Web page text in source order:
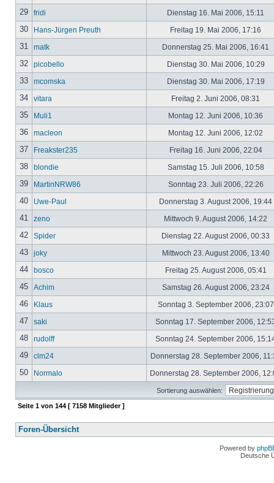
29 fridi Dienstag 16. Mai 2006, 15:11
30 Hans-Jürgen Preuth Freitag 19. Mai 2006, 17:16
31 matk Donnerstag 25. Mai 2006, 16:41
32 picobello Dienstag 30. Mai 2006, 10:29
33 mcomska Dienstag 30. Mai 2006, 17:19
34 vitara Freitag 2. Juni 2006, 08:31
35 Muli1 Montag 12. Juni 2006, 10:36
36 macleon Montag 12. Juni 2006, 12:02
37 Freakster235 Freitag 16. Juni 2006, 22:04
38 blondie Samstag 15. Juli 2006, 10:58
39 MartinNRW86 Sonntag 23. Juli 2006, 22:26
40 Uwe-Paul Donnerstag 3. August 2006, 19:44
41 zeno Mittwoch 9. August 2006, 14:22
42 Spider Dienstag 22. August 2006, 00:33
43 joky Mittwoch 23. August 2006, 13:40
44 bosco Freitag 25. August 2006, 05:41
45 Achim Samstag 26. August 2006, 23:24
46 Klaus Sonntag 3. September 2006,
47 saki Sonntag 17. September 2006,
48 rudolff Sonntag 24. September 2006,
49 clm24 Donnerstag 28. September 2006,
50 Normalo Donnerstag 28. September 2006,
Sortierung auswählen:
Seite 1 von 144 [ 7158 Mitglieder ]
Foren-Übersicht
Powered by
Deutsche